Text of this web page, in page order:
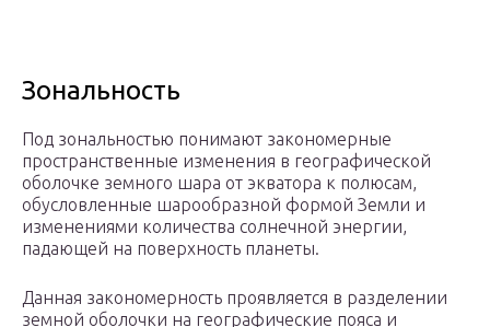
Зональность
Под зональностью понимают закономерные
пространственные изменения в географической
оболочке земного шара от экватора к полюсам,
обусловленные шарообразной формой Земли и
изменениями количества солнечной энергии,
падающей на поверхность планеты.
Данная закономерность проявляется в разделении
земной оболочки на географические пояса и